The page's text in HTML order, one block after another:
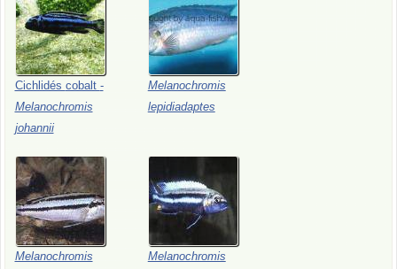
Cichlidés cobalt -
Melanochromis
johannii
Melanochromis
lepidiadaptes
Melanochromis
Melanochromis